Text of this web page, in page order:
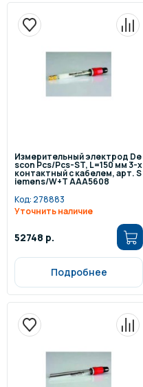
Измерительный электрод De
scon Pcs/Pcs-ST, L=150 мм 3-х
контактный с кабелем, арт. S
iemens/W+T AAA5608
Код: 278883
Уточнить наличие
52748 р.
Подробнее